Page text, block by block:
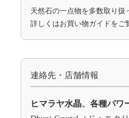
天然石の一点物を多数取り扱
詳しくはお買い物ガイドをご
連絡先・店舗情報
ヒマラヤ水晶、各種パ